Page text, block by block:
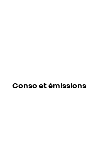
Conso et émissions